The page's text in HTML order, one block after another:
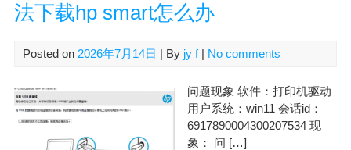
法下载hp smart怎么办
Posted on 2026年7月14日 | By jy f| No comments
问题现象 软件：打印机驱动
用户系统：win11 会话id：
6917890004300207534 现
象： 问 […]